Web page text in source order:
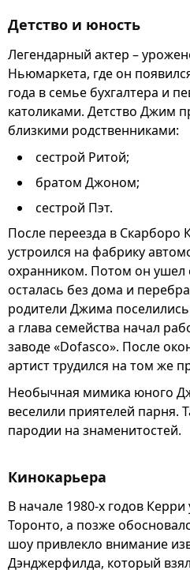
Детство и юность
Легендарный актер –
Ньюмаркета, где он
года в семье бухгалтера и
католиками. Детство Джим
близкими родственниками:
сестрой Ритой;
братом Джоном;
сестрой Пэт.
После переезда в Скарборо
устроился на фабрику
охранником. Потом он ушел
осталась без дома и
родители Джима
а глава семейства начал
заводе «Dofasco». После
артист трудился на том же
Необычная мимика юного
веселили приятелей парня.
пародии на знаменитостей.
Кинокарьера
В начале 1980-х годов
Торонто, а позже
шоу привлекло внимание
Дэнджерфилда, который